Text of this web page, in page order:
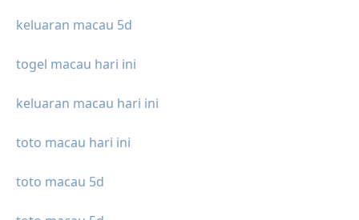
keluaran macau 5d
togel macau hari ini
keluaran macau hari ini
toto macau hari ini
toto macau 5d